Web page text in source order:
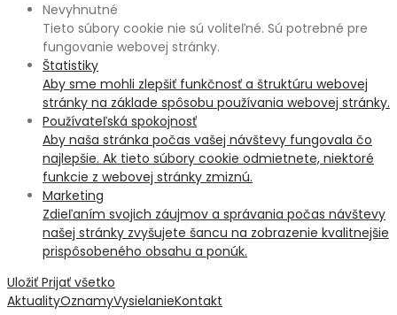
Nevyhnutné
Tieto súbory cookie nie sú voliteľné. Sú potrebné pre
fungovanie webovej stránky.
Štatistiky
Aby sme mohli zlepšiť funkčnosť a štruktúru webovej
stránky na základe spôsobu používania webovej stránky.
Používateľská spokojnosť
Aby naša stránka počas vašej návštevy fungovala čo
najlepšie. Ak tieto súbory cookie odmietnete, niektoré
funkcie z webovej stránky zmiznú.
Marketing
Zdieľaním svojich záujmov a správania počas návštevy
našej stránky zvyšujete šancu na zobrazenie kvalitnejšie
prispôsobeného obsahu a ponúk.
Uložiť Prijať všetko
AktualityOznamyVysielanieKontakt